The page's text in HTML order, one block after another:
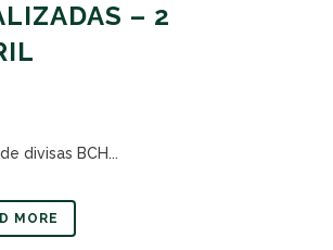
– 2
divisas BCH...
MORE